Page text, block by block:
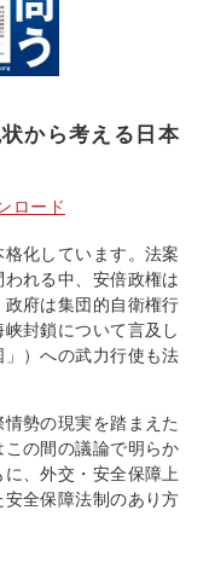
から考える日本
ロード
化しています。法案
れる中、安倍政権は
府は集団的自衛権行
封鎖について言及し
）への武力行使も法
勢の現実を踏まえた
の間の議論で明らか
、外交・安全保障上
全保障法制のあり方